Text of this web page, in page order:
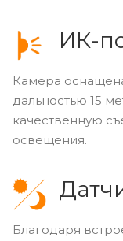
ИК-
Камера
дальностью 15
качественную
освещения.
Благодаря